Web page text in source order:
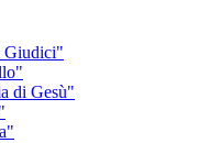
Giudici"
di Gesù"